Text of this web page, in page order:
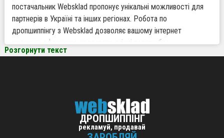
постачальник Websklad пропонує унікальні можливості для
партнерів в Україні та інших регіонах. Робота по
дропшиппінгу з Websklad дозволяє вашому інтернет
магазину ефективно продавати якісні товари без
необхідності тримати власний склад і закуповувати оборотні
Чому варто працювати по дропшиппінгу з
Розгорнути текст
ДРОПШИППІНГ
рекламуй, продавай